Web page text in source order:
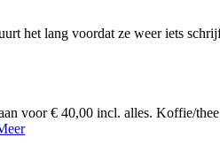
het lang voordat ze weer iets
voor € 40,00 incl. alles. Koffie/